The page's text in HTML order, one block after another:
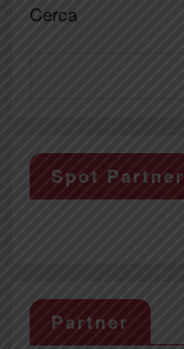
Cerca
Spot Partner
Partner